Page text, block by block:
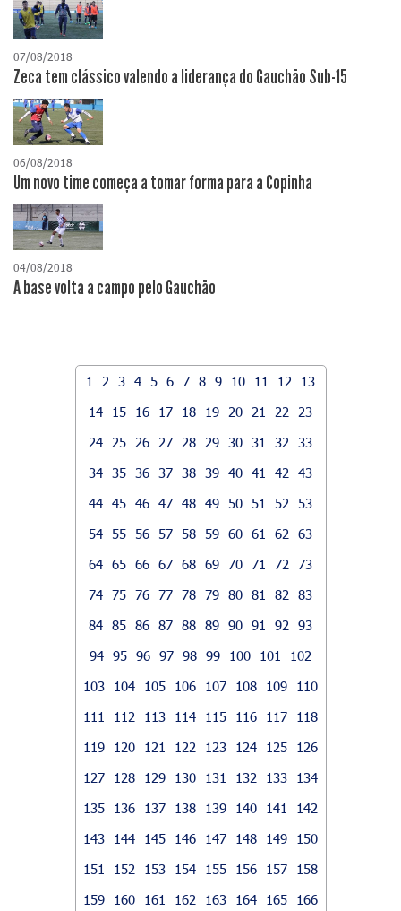
07/08/2018
Zeca tem clássico valendo a liderança do Gauchão Sub-15
06/08/2018
Um novo time começa a tomar forma para a Copinha
04/08/2018
A base volta a campo pelo Gauchão
1 2 3 4 5 6 7 8 9 10 11 12
13
14
15 16 17 18 19 20 21 22
23
24
25 26 27 28 29 30 31 32
33
34 35 36 37 38 39 40 41 42
43
44 45 46 47 48 49 50 51 52
53
54 55 56 57 58 59 60 61 62
63
64 65 66 67 68 69 70 71 72
73
74 75 76 77 78 79 80 81 82
83
84 85 86 87 88 89 90 91 92
93
94 95 96 97 98 99 100 101
102
103
104 105 106 107 108 109
110
111
112 113 114 115 116 117
118
119
120 121 122 123 124 125
126
127
128 129 130 131 132 133
134
135
136 137 138 139 140 141
142
143
144 145 146 147 148 149
150
151
152 153 154 155 156 157
158
159
160 161 162 163 164 165
166